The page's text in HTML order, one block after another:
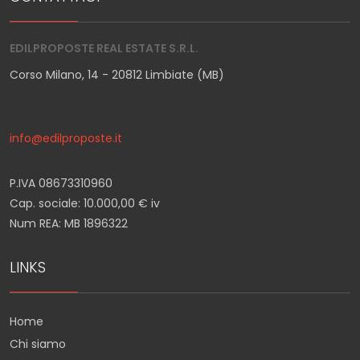
EDILPROPOSTE REAL ESTATE S.R.L.
Corso Milano, 14 - 20812 Limbiate (MB)
info@edilproposte.it
P.IVA 08673310960
Cap. sociale: 10.000,00 € iv
Num REA: MB 1896322
LINKS
Home
Chi siamo